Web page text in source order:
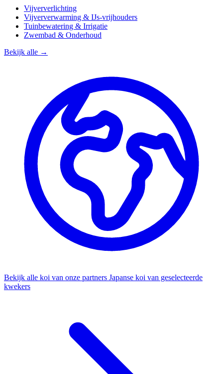
Vijververlichting
Vijververwarming & IJs-vrijhouders
Tuinbewatering & Irrigatie
Zwembad & Onderhoud
Bekijk alle →
Bekijk alle koi van onze partners Japanse koi van geselecteerde
kwekers